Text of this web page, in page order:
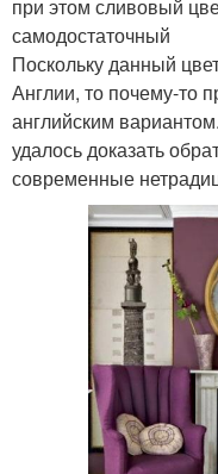
при этом сливовый
самодостаточный
Поскольку данный
Англии, то почему-то
английским
удалось доказать
современные